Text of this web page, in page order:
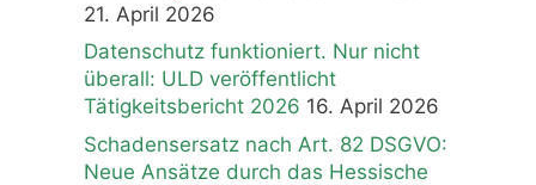
21. April 2026
Datenschutz funktioniert. Nur nicht
überall: ULD veröffentlicht
Tätigkeitsbericht 2026 16. April 2026
Schadensersatz nach Art. 82 DSGVO:
Neue Ansätze durch das Hessische